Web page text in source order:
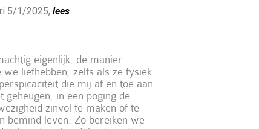
5/1/2025, lees
eigenlijk, de manier
liefhebben, zelfs als ze fysiek
die mij af en toe aan
geheugen, in een poging de
zinvol te maken of te
bemind leven. Zo bereiken we